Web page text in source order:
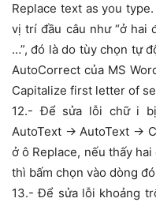
Replace text as you
vị trí đầu câu như “ở hai
…”, đó là do tùy chọn tự
AutoCorrect của MS
Capitalize first letter of
12.- Để sửa lỗi chữ i
AutoText -> AutoText ->
ở ô Replace, nếu thấy
thì bấm chọn vào dòng
13.- Để sửa lỗi khoảng